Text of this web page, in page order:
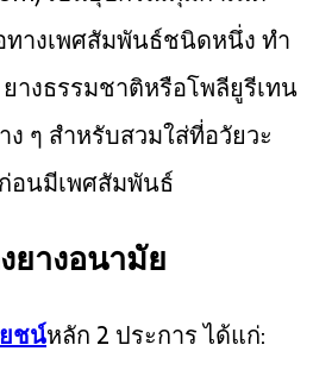
างเพศสัมพันธ์ชนิดหนึ่ง ทำ
างธรรมชาติหรือโพลียูรีเทน
ๆ สำหรับสวมใส่ที่อวัยวะ
อนมีเพศสัมพันธ์
ยางอนามัย
ชน์หลัก 2 ประการ ได้แก่: